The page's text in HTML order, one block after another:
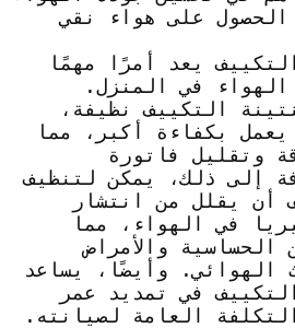
على هواء نقي
يعد أمرًا مهمًا
في المنزل.
التكييف نظيفة،
بكفاءة أكبر، مما
وتقليل فاتورة
إلى ذلك، يمكن لتنظيف
أن يقلل من انتشار
في الهواء، مما
والأمراض
الهوائي. وأيضًا، يساعد
في تمديد عمر
العامة لصيانته.